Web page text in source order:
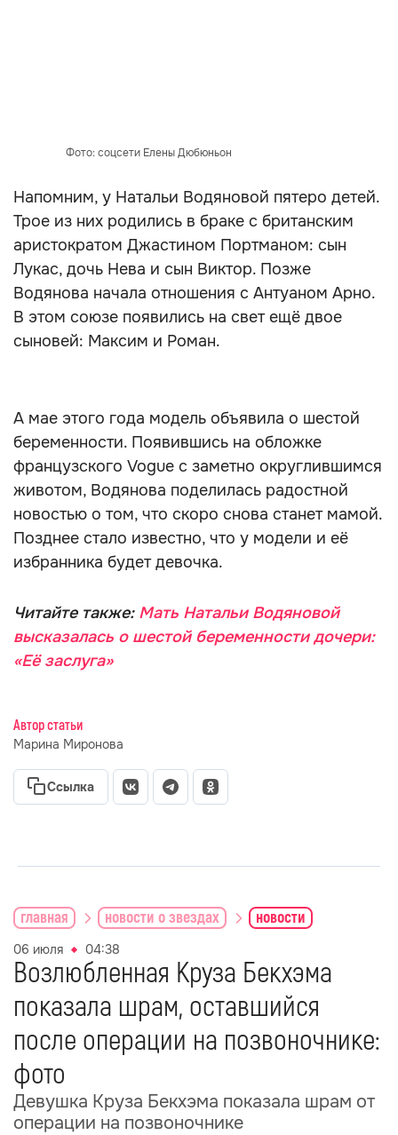
Фото: соцсети Елены Дюбюньон
Напомним, у Натальи Водяновой пятеро детей.
Трое из них родились в браке с британским
аристократом Джастином Портманом: сын
Лукас, дочь Нева и сын Виктор. Позже
Водянова начала отношения с Антуаном Арно.
В этом союзе появились на свет ещё двое
сыновей: Максим и Роман.
А мае этого года модель объявила о шестой
беременности. Появившись на обложке
французского Vogue с заметно округлившимся
животом, Водянова поделилась радостной
новостью о том, что скоро снова станет мамой.
Позднее стало известно, что у модели и её
избранника будет девочка.
Читайте также:Мать Натальи Водяновой
высказалась о шестой беременности дочери:
«Её заслуга»
Автор статьи
Марина Миронова
Ссылка
главная новости о звездах новости
06 июля 04:38
Возлюбленная Круза Бекхэма
показала шрам, оставшийся
после операции на позвоночнике:
фото
Девушка Круза Бекхэма показала шрам от
операции на позвоночнике